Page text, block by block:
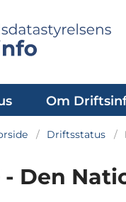
Om
Driftsstatus
- Den